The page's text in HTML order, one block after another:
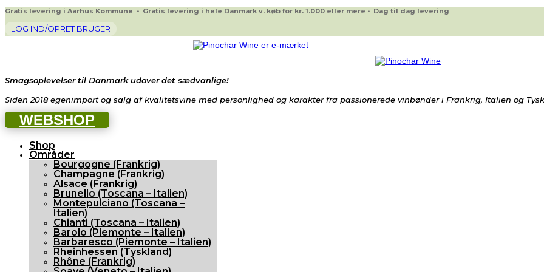
Gratis levering i Aarhus Kommune • Gratis levering i hele Danmark v. køb for kr. 1.000 eller mere • Dag til dag levering
LOG IND/OPRET BRUGER
Smagsoplevelser til Danmark udover det sædvanlige!
Siden 2018 egenimport og salg af kvalitetsvine med personlighed og karakter fra passionerede vinbønder i Frankrig, Italien og
WEBSHOP
Shop
Områder
Bourgogne (Frankrig)
Champagne (Frankrig)
Alsace (Frankrig)
Brunello (Toscana – Italien)
Montepulciano (Toscana –
Italien)
Chianti (Toscana – Italien)
Barolo (Piemonte – Italien)
Barbaresco (Piemonte – Italien)
Rheinhessen (Tyskland)
Rhône (Frankrig)